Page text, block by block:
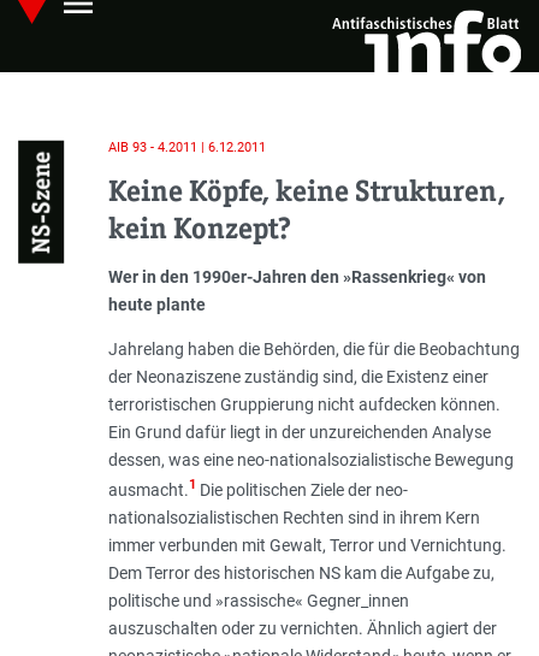
Skip
main
Hauptmenü öffnen
NS-Szene
AIB 93 - 4.2011 | 6.12.2011
Keine Köpfe, keine Strukturen,
kein Konzept?
Einleitung
Wer in den 1990er-Jahren den »Rassenkrieg« von
heute plante
Jahrelang haben die Behörden, die für die Beobachtung
der Neonaziszene zuständig sind, die Existenz einer
terroristischen Gruppierung nicht aufdecken können.
Ein Grund dafür liegt in der unzureichenden Analyse
dessen, was eine neo-nationalsozialistische Bewegung
ausmacht.1 Die politischen Ziele der neo-
nationalsozialistischen Rechten sind in ihrem Kern
immer verbunden mit Gewalt, Terror und Vernichtung.
Dem Terror des historischen NS kam die Aufgabe zu,
politische und »rassische« Gegner_innen
auszuschalten oder zu vernichten. Ähnlich agiert der